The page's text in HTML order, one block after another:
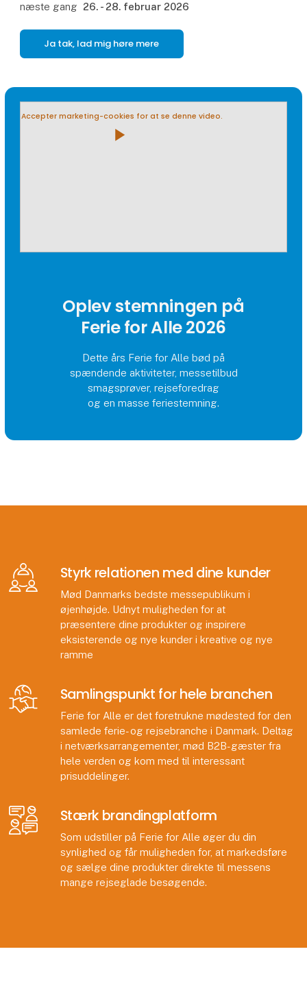
næste gang 26. - 28. februar 2026
Ja tak, lad mig høre mere
Accepter marketing-cookies for at se denne video.
play_arrow
Oplev stemningen på
Ferie for Alle 2026
Dette års Ferie for Alle bød på
spændende aktiviteter, messetilbud
smagsprøver, rejseforedrag
og en masse feriestemning.
Styrk relationen med dine kunder
Mød Danmarks bedste messepublikum i
øjenhøjde. Udnyt muligheden for at
præsentere dine produkter og inspirere
eksisterende og nye kunder i kreative og nye
ramme
Samlingspunkt for hele branchen
Ferie for Alle er det foretrukne mødested for den
samlede ferie- og rejsebranche i Danmark. Deltag
i netværksarrangementer, mød B2B-gæster fra
hele verden og kom med til interessant
prisuddelinger.
Stærk brandingplatform
Som udstiller på Ferie for Alle øger du din
synlighed og får muligheden for, at markedsføre
og sælge dine produkter direkte til messens
mange rejseglade besøgende.